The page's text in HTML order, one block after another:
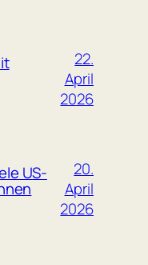
22.
April
2026
US-
20.
April
2026